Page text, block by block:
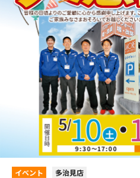
イベント 多治見店